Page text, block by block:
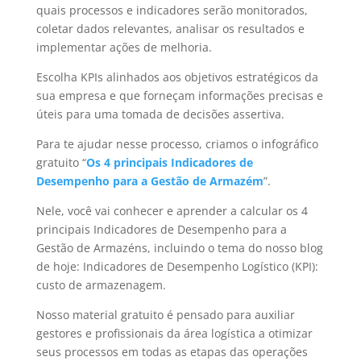
quais processos e indicadores serão monitorados,
coletar dados relevantes, analisar os resultados e
implementar ações de melhoria.
Escolha KPIs alinhados aos objetivos estratégicos da
sua empresa e que forneçam informações precisas e
úteis para uma tomada de decisões assertiva.
Para te ajudar nesse processo, criamos o infográfico
gratuito “Os 4 principais Indicadores de
Desempenho para a Gestão de Armazém”.
Nele, você vai conhecer e aprender a calcular os 4
principais Indicadores de Desempenho para a
Gestão de Armazéns, incluindo o tema do nosso blog
de hoje: Indicadores de Desempenho Logístico (KPI):
custo de armazenagem.
Nosso material gratuito é pensado para auxiliar
gestores e profissionais da área logística a otimizar
seus processos em todas as etapas das operações